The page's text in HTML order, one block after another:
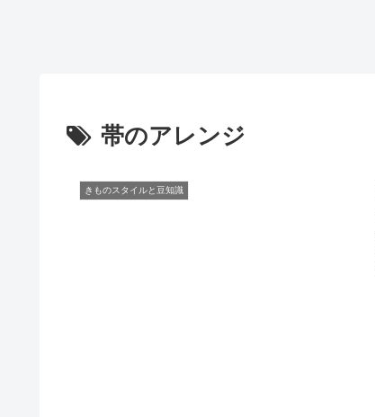
帯のアレンジ
きものスタイルと豆知識